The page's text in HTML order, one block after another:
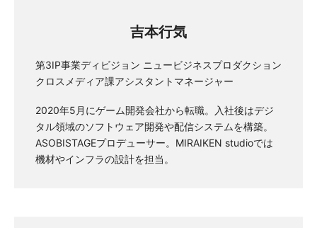
吉本行気
第3IP事業ディビジョン ニュービジネスプロダクション
クロスメディア課アシスタントマネージャー
2020年5月にゲーム開発会社から転職。入社後はデジ
タル領域のソフトウェア開発や配信システムを構築。
ASOBISTAGEプロデューサー。MIRAIKEN studioでは
機材やインフラの設計を担当。